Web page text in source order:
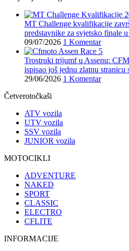
MT Challenge kvalifikacije
predstavnike za svjetsko finale
09/07/2026 1 Komentar
Trostruki trijumf u Assenu:
ispisao još jednu zlatnu stranicu
29/06/2026 1 Komentar
Četverotočkaši
ATV vozila
UTV vozila
SSV vozila
JUNIOR vozila
MOTOCIKLI
ADVENTURE
NAKED
SPORT
CLASSIC
ELECTRO
CFLITE
INFORMACIJE